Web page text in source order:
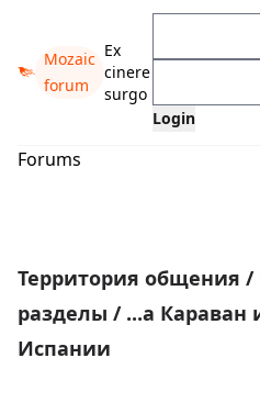
Mozaic
forum
Ex
cinere
surgo
Forums
Территория общения /
разделы / ...а Караван
Испании